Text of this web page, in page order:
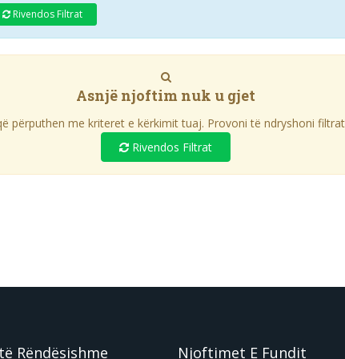
Rivendos Filtrat
Asnjë njoftim nuk u gjet
përputhen me kriteret e kërkimit tuaj. Provoni të ndryshoni
Rivendos Filtrat
Rëndësishme Njoftimet E Fundit